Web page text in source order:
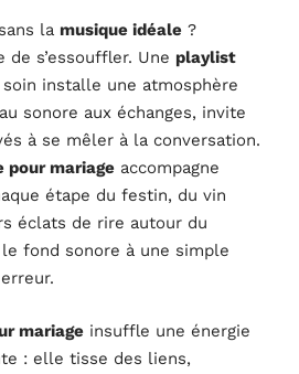
la musique idéale ?
de s’essouffler. Une playlist
soin installe une atmosphère
sonore aux échanges, invite
à se mêler à la conversation.
pour mariage accompagne
étape du festin, du vin
éclats de rire autour du
fond sonore à une simple
mariage insuffle une énergie
: elle tisse des liens,